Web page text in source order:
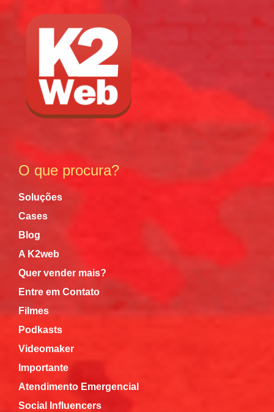
O que procura?
Soluções
Cases
Blog
A K2web
Quer vender mais?
Entre em Contato
Filmes
Podkasts
Videomaker
Importante
Atendimento Emergencial
Social Influencers